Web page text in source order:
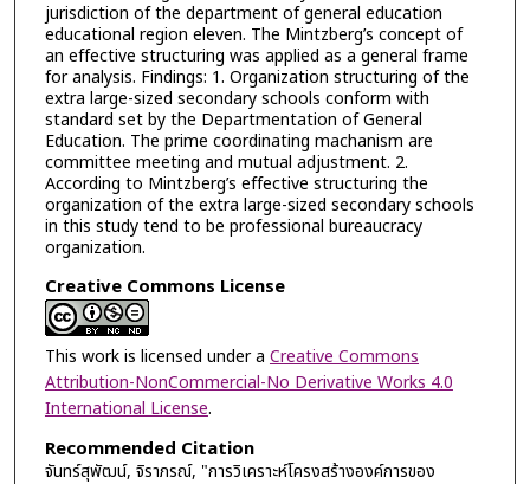
jurisdiction of the department of general education
educational region eleven. The Mintzberg’s concept of
an effective structuring was applied as a general frame
for analysis. Findings: 1. Organization structuring of the
extra large-sized secondary schools conform with
standard set by the Departmentation of General
Education. The prime coordinating machanism are
committee meeting and mutual adjustment. 2.
According to Mintzberg’s effective structuring the
organization of the extra large-sized secondary schools
in this study tend to be professional bureaucracy
organization.
Creative Commons License
This work is licensed under a Creative Commons
Attribution-NonCommercial-No Derivative Works 4.0
International License.
Recommended Citation
จันทร์สุพัฒน์, จิราภรณ์, "การวิเคราะห์โครงสร้างองค์การของ